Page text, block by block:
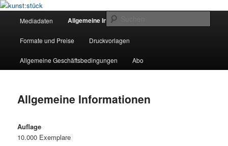
Zum
springenkunst:stück
Kunst und Kultur Programm Magazin
Mediadaten Allgemeine Informationen
Formate und Preise Druckvorlagen
Allgemeine Geschäftsbedingungen Abo
Allgemeine Informationen
Auflage
10.000 Exemplare